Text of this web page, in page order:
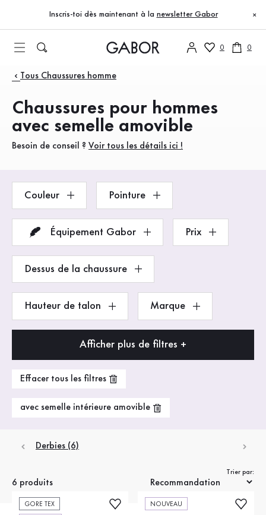
Accéder au contenu principal
Accéder à la table des matières
Accéder à la navigation principale
Inscris-toi dès maintenant à la newsletter Gabor ×
0 0
Produits
Tous Chaussures homme
Chaussures pour hommes
avec semelle amovible
Besoin de conseil ? Voir tous les détails ici !
Couleur Pointure
Équipement Gabor Prix
Dessus de la chaussure
Hauteur de talon Marque
Afficher plus de filtres +
Effacer tous les filtres
avec semelle intérieure amovible
Derbies (6)
6 produits
Trier par:
GORE TEX NOUVEAU